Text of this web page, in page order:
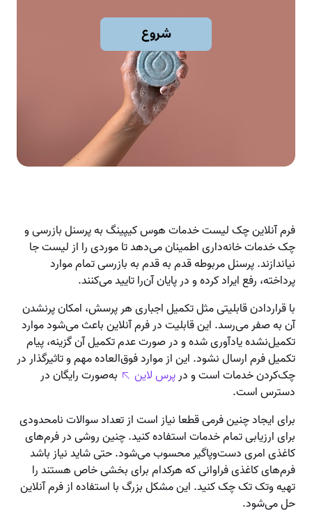
فرم آنلاین چک لیست خدمات هوس کیپینگ به پرسنل بازرسی و
چک خدمات خانه‌داری اطمینان می‌دهد تا موردی را از لیست جا
نیاندازند. پرسنل مربوطه قدم به قدم به بازرسی تمام موارد
پرداخته، رفع ایراد کرده و در پایان آن‌را تایید می‌کنند.
با قراردادن قابلیتی مثل تکمیل اجباری هر پرسش، امکان پرنشدن
آن به صفر می‌رسد. این قابلیت در فرم آنلاین باعث می‌شود موارد
تکمیل‌نشده یادآوری شده و در صورت عدم تکمیل آن گزینه، پیام
تکمیل فرم ارسال نشود. این از موارد فوق‌العاده مهم و تاثیرگذار در
چک‌کردن خدمات است و درپرس لاین
به‌صورت رایگان در
دسترس است.
برای ایجاد چنین فرمی قطعا نیاز است از تعداد سوالات نامحدودی
برای ارزیابی تمام خدمات استفاده کنید. چنین روشی در فرم‌های
کاغذی امری دست‌وپاگیر محسوب می‌شود. حتی شاید نیاز باشد
فرم‌های کاغذی فراوانی که هرکدام برای بخشی خاص هستند را
تهیه وتک تک چک کنید. این مشکل بزرگ با استفاده از فرم آنلاین
حل می‌شود.